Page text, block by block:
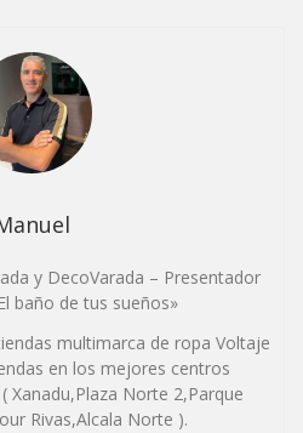
y DecoVarada – Presentador
baño de tus sueños»
multimarca de ropa Voltaje
en los mejores centros
Xanadu,Plaza Norte 2,Parque
Rivas,Alcala Norte ).